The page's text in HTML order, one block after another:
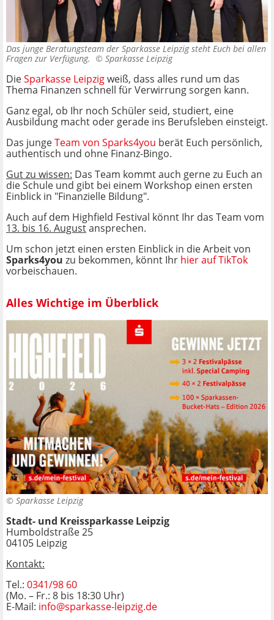
Das junge Beratungsteam der Sparkasse Leipzig steht Euch bei allen
Fragen zur Verfügung. © Sparkasse Leipzig
DieSparkasse Leipzigweiß, dass alles rund um das
Thema Finanzen schnell für Verwirrung sorgen kann.
Ganz egal, ob Ihr noch Schüler seid, studiert, eine
Ausbildung macht oder gerade ins Berufsleben einsteigt.
Das jungeTeam von Sparks4you berät Euch persönlich,
authentisch und ohne Finanz-Bingo.
Gut zu wissen: Das Team kommt auch gerne zu Euch an
die Schule und gibt bei einem Workshop einen ersten
Einblick in "Finanzielle Bildung".
Auch auf dem Highfield Festival könnt Ihr das Team vom
13. bis 16. Augustansprechen.
Um schon jetzt einen ersten Einblick in die Arbeit von
Sparks4you zu bekommen, könnt Ihr hier auf TikTok
vorbeischauen.
Alles Wichtige im Überblick
© Sparkasse Leipzig
Stadt- und Kreissparkasse Leipzig
Humboldstraße 25
04105 Leipzig
Kontakt:
Tel.: 0341/98 60
(Mo. – Fr.: 8 bis 18:30 Uhr)
E-Mail: info@sparkasse-leipzig.de